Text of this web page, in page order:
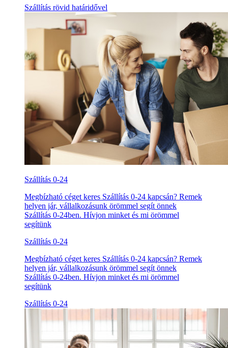
Szállítás rövid határidővel
Szállítás 0-24
Megbízható céget keres Szállítás 0-24 kapcsán? Remek
helyen jár, vállalkozásunk örömmel segít önnek
Szállítás 0-24ben. Hívjon minket és mi örömmel
segítünk
Szállítás 0-24
Megbízható céget keres Szállítás 0-24 kapcsán? Remek
helyen jár, vállalkozásunk örömmel segít önnek
Szállítás 0-24ben. Hívjon minket és mi örömmel
segítünk
Szállítás 0-24